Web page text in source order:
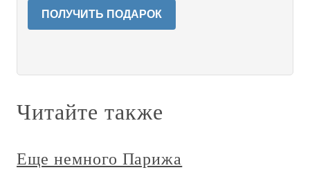
ПОЛУЧИТЬ ПОДАРОК
Читайте также
Еще немного Парижа